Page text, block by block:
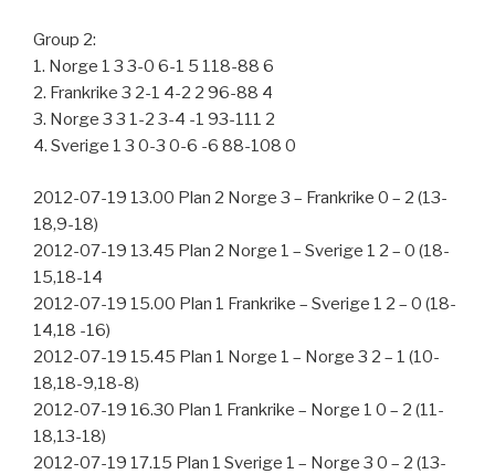
Group 2:
1. Norge 1 3 3-0 6-1 5 118-88 6
2. Frankrike 3 2-1 4-2 2 96-88 4
3. Norge 3 3 1-2 3-4 -1 93-111 2
4. Sverige 1 3 0-3 0-6 -6 88-108 0
2012-07-19 13.00 Plan 2 Norge 3 – Frankrike 0 – 2 (13-
18,9-18)
2012-07-19 13.45 Plan 2 Norge 1 – Sverige 1 2 – 0 (18-
15,18-14
2012-07-19 15.00 Plan 1 Frankrike – Sverige 1 2 – 0 (18-
14,18 -16)
2012-07-19 15.45 Plan 1 Norge 1 – Norge 3 2 – 1 (10-
18,18-9,18-8)
2012-07-19 16.30 Plan 1 Frankrike – Norge 1 0 – 2 (11-
18,13-18)
2012-07-19 17.15 Plan 1 Sverige 1 – Norge 3 0 – 2 (13-